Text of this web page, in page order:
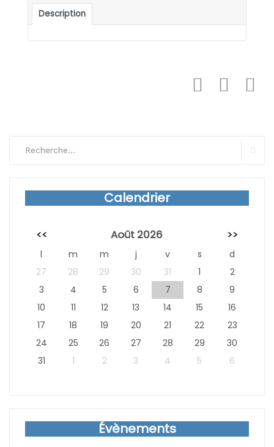
Description
Calendrier
<< Août 2026 >>
l m m j v s
d
27
28 29 30 31 1
2
3
4 5 6 7 8
9
10
11 12 13 14 15
16
17
18 19 20 21 22
23
24
25 26 27 28 29
30
31
1 2 3 4 5 6
Évènements